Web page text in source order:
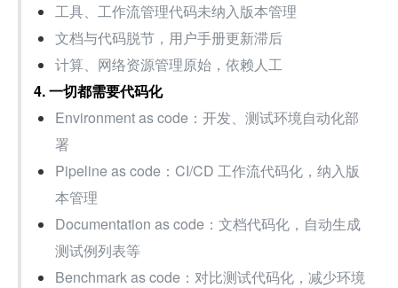
工具、工作流管理代码未纳入版本管理
文档与代码脱节，用户手册更新滞后
计算、网络资源管理原始，依赖人工
4. 一切都需要代码化
Environment as code：开发、测试环境自动化部
署
Pipeline as code：CI/CD 工作流代码化，纳入版
本管理
Documentation as code：文档代码化，自动生成
测试例列表等
Benchmark as code：对比测试代码化，减少环境